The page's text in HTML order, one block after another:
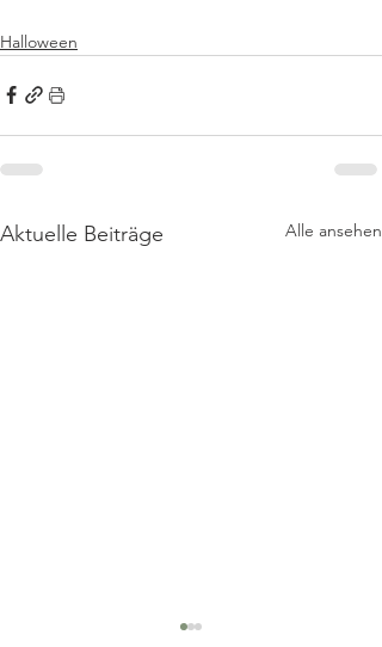
Halloween
Aktuelle Beiträge Alle ansehen